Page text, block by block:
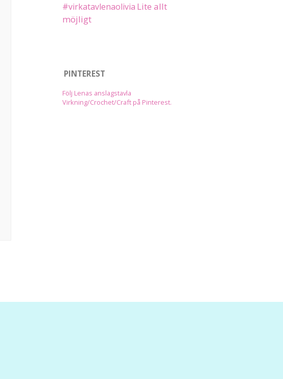
#virkatavlenaolivia Lite allt
möjligt
PINTEREST
Följ Lenas anslagstavla
Virkning/Crochet/Craft på Pinterest.